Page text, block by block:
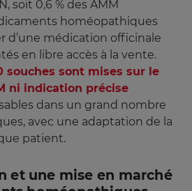
soit 0,6 % des AMM
homéopathiques
d’une médication officinale
en libre accès à la vente.
souches sont mises sur le
ni indication précise
dans un grand nombre
avec une adaptation de la
patient.
et une mise en marché